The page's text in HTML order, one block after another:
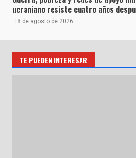
ucraniano resiste cuatro años
8 de agosto de 2026
TE PUEDEN INTERESAR